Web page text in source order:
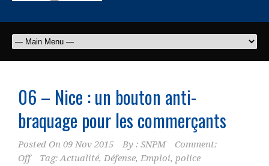
06 – Nice : un bouton anti-
braquage pour les commerçants
Posted On 09 Nov 2015 By : SNPM
Comment:
Off
Tag:Actualité, Défense, Emploi, police